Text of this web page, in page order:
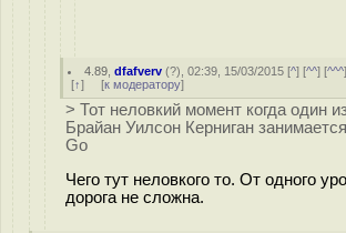
4.89 ,dfafverv (?), 02:39, 15/03/2015 [^] [^^] [^^^
[↑] [к модератору]
> Тот неловкий момент когда один
Брайан Уилсон Керниган
Go
Чего тут неловкого то. От одного
дорога не сложна.